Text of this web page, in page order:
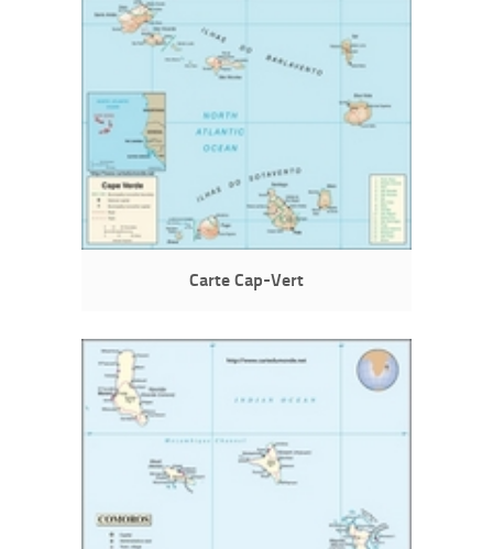
Carte Cap-Vert